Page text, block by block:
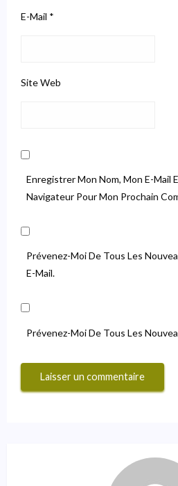
E-Mail *
Site Web
Enregistrer Mon Nom, Mon E-Mail
Navigateur Pour Mon Prochain
Prévenez-Moi De Tous Les
E-Mail.
Prévenez-Moi De Tous Les